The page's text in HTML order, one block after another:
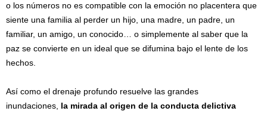
o los números no es compatible con la emoción no placentera que
siente una familia al perder un hijo, una madre, un padre, un
familiar, un amigo, un conocido… o simplemente al saber que la
paz se convierte en un ideal que se difumina bajo el lente de los
hechos.
Así como el drenaje profundo resuelve las grandes
inundaciones, la mirada al origen de la conducta delictiva